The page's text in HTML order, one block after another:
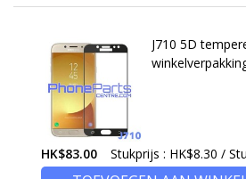
J710 5D
HK$83.00 Stukprijs : HK$8.30 /